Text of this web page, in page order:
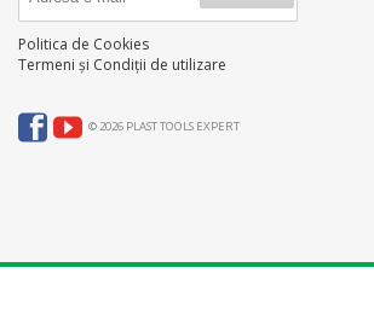
Politica de Cookies
Termeni și Condiții de utilizare
© 2026 PLAST TOOLS EXPERT